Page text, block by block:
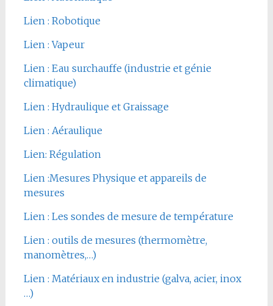
Lien : Robotique
Lien : Vapeur
Lien : Eau surchauffe (industrie et génie
climatique)
Lien : Hydraulique et Graissage
Lien : Aéraulique
Lien: Régulation
Lien :Mesures Physique et appareils de
mesures
Lien : Les sondes de mesure de température
Lien : outils de mesures (thermomètre,
manomètres,…)
Lien : Matériaux en industrie (galva, acier, inox
…)